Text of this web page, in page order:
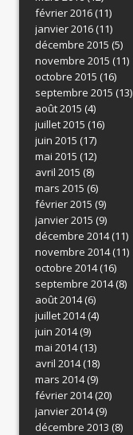
février 2016(11)
janvier 2016(11)
décembre 2015 (5)
novembre 2015 (11)
octobre 2015 (16)
septembre 2015 (13)
août 2015 (4)
juillet 2015 (16)
juin 2015 (17)
mai 2015 (12)
avril 2015 (8)
mars 2015 (6)
février 2015 (9)
janvier 2015 (9)
décembre 2014(11)
novembre 2014(11)
octobre 2014(16)
septembre 2014(8)
août 2014(6)
juillet 2014(4)
juin 2014(9)
mai 2014(13)
avril 2014(18)
mars 2014(9)
février 2014(20)
janvier 2014(9)
décembre 2013 (8)